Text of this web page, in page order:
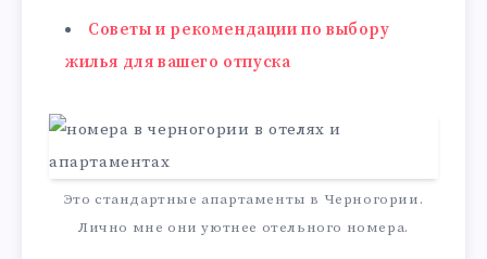
Советы и рекомендации по выбору
жилья для вашего отпуска
Это стандартные апартаменты в Черногории.
Лично мне они уютнее отельного номера.